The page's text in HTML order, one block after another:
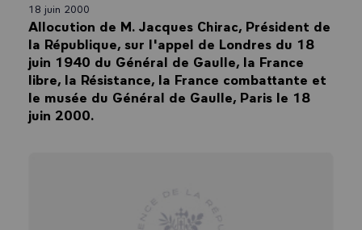
18 juin 2000
Allocution de M. Jacques Chirac, Président de
la République, sur l'appel de Londres du 18
juin 1940 du Général de Gaulle, la France
libre, la Résistance, la France combattante et
le musée du Général de Gaulle, Paris le 18
juin 2000.